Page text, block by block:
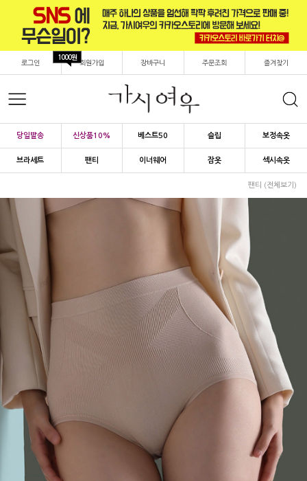
로그인 회원가입
1000원
장바구니 주문조회 즐겨찾기
당일발송 신상품10% 베스트50 슬립 보정속옷
브라세트 팬티 이너웨어 잠옷 섹시속옷
팬티 (전체보기)